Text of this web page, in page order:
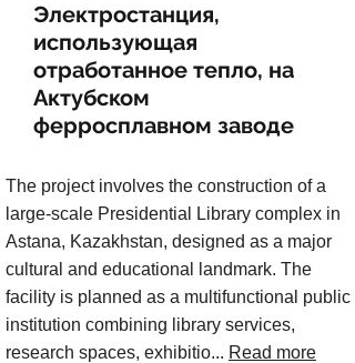
Электростанция,
использующая
отработанное тепло, на
Актубском
ферросплавном заводе
The project involves the construction of a
large-scale Presidential Library complex in
Astana, Kazakhstan, designed as a major
cultural and educational landmark. The
facility is planned as a multifunctional public
institution combining library services,
research spaces, exhibitio... Read more